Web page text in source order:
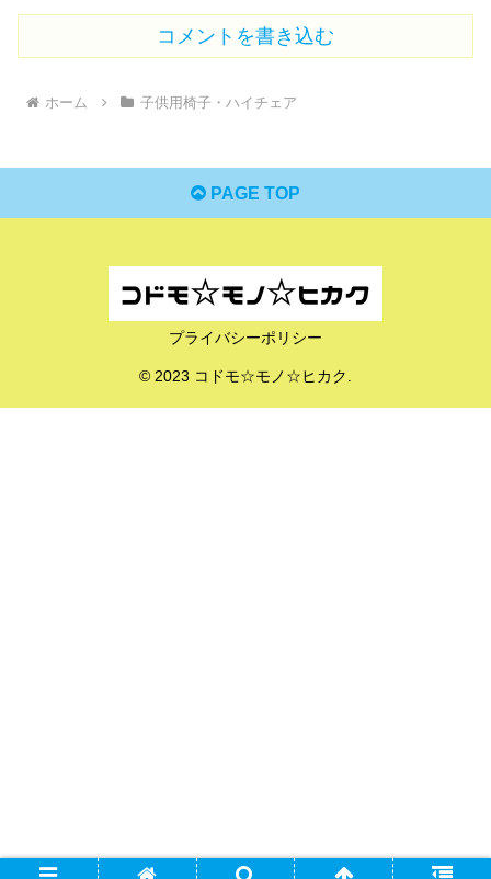
コメントを書き込む
ホーム 子供用椅子・ハイチェア
PAGE TOP
プライバシーポリシー
© 2023 コドモ☆モノ☆ヒカク.